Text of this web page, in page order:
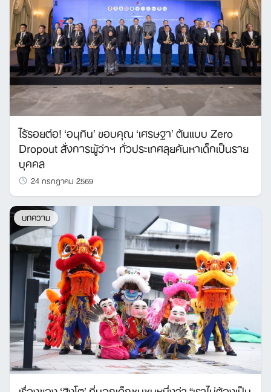
ไร้รอยต่อ! ‘อนุทิน’ ขอบคุณ ‘เศรษฐา’ ต้นแบบ Zero
Dropout สั่งการผู้ว่าฯ ทั่วประเทศลุยค้นหาเด็กเป็นราย
บุคคล
24 กรกฎาคม 2569
บทความ